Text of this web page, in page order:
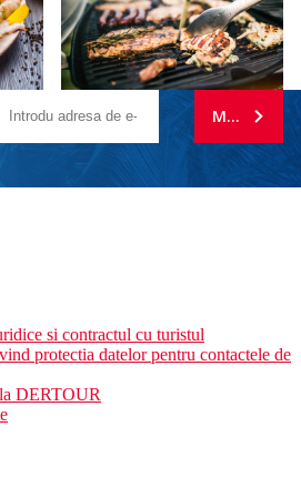
MA
si contractul cu turistul
protectia datelor pentru contactele de
DERTOUR